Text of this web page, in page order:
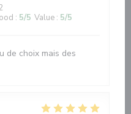
: 5/5 Value : 5/5
de choix mais des